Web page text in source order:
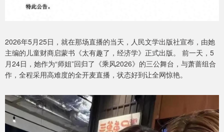
2026年5月25日，就在那场直播的当天，人民文学出版社宣布，由她
主编的儿童财商启蒙书《太有趣了，经济学》正式出版。 前一天，5
月24日，她作为“师姐”回归了《乘风2026》的三公舞台，与萧蔷组合
作，全程采用高难度的全开麦直播，状态好到让全网惊艳。